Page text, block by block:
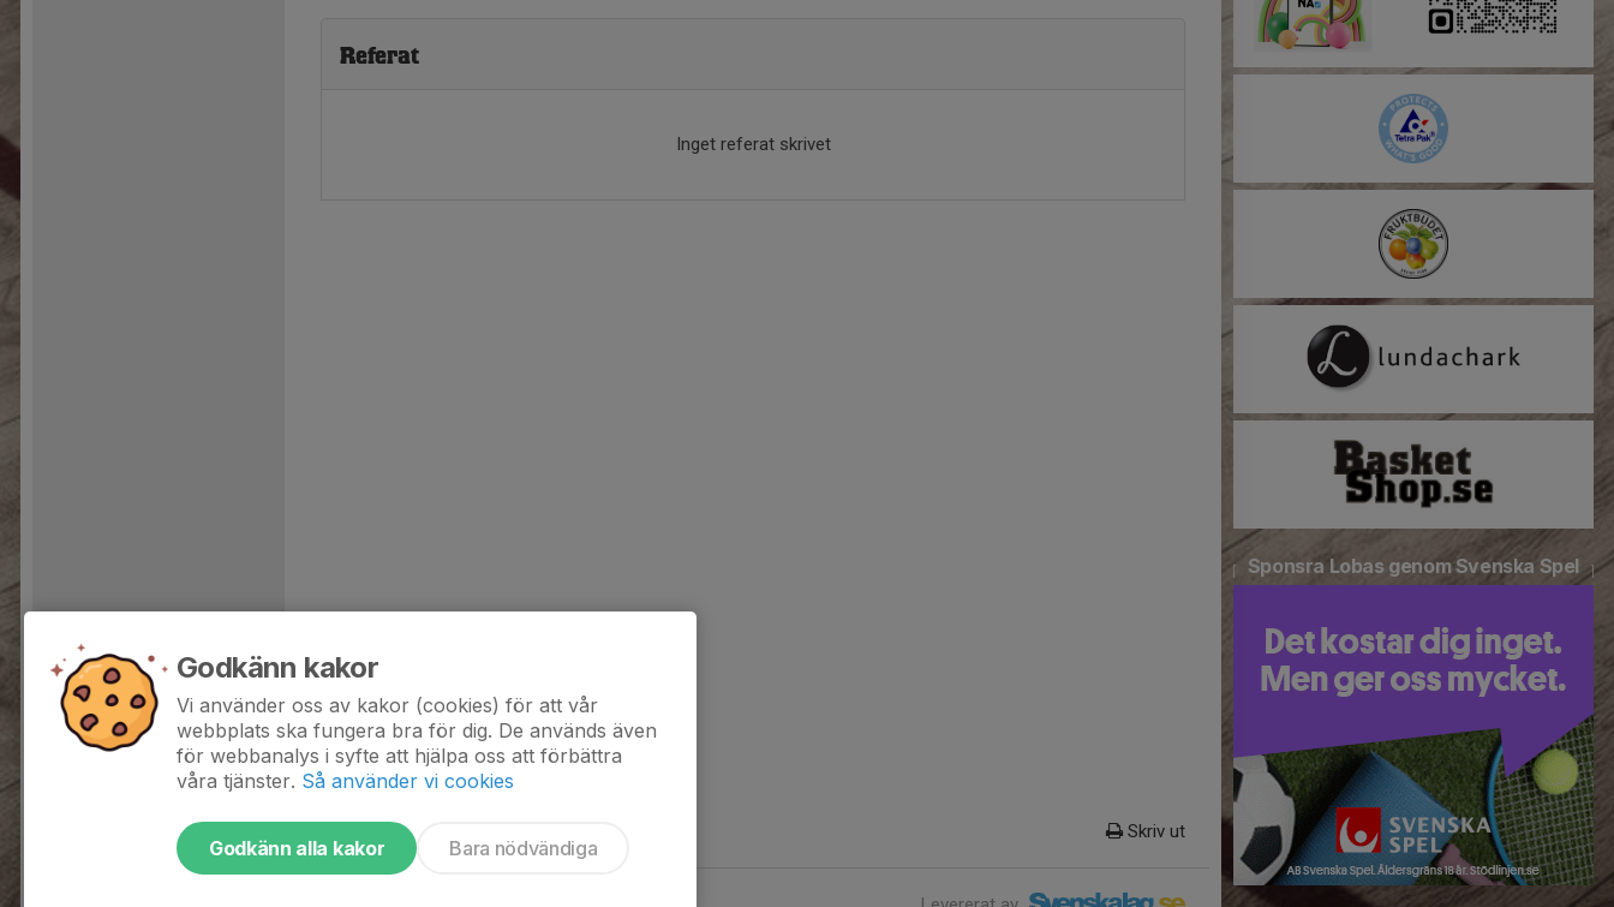
Referat
Inget referat skrivet
Skriv ut
Sponsra Lobas genom Svenska Spel
Godkänn kakor
Vi använder oss av kakor (cookies) för att vår
webbplats ska fungera bra för dig. De används även
för webbanalys i syfte att hjälpa oss att förbättra
våra tjänster. Så använder vi cookies
Godkänn alla kakor Bara nödvändiga